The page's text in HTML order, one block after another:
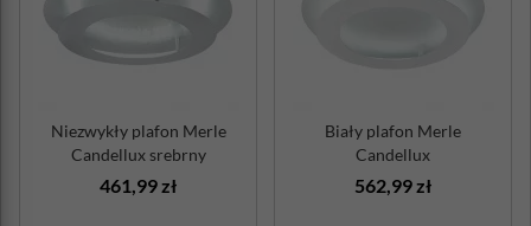
Niezwykły plafon Merle
Candellux srebrny
461,99 zł
Biały plafon Merle
Candellux
562,99 zł